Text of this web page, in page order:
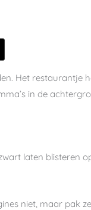
Het restaurantje
in de
laten blisteren
niet, maar pak